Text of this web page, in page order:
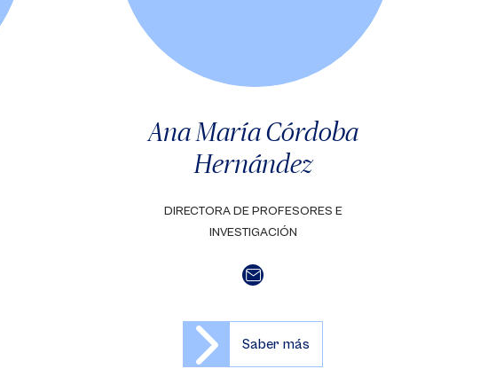
Ana María Córdoba
Hernández
DIRECTORA DE PROFESORES E
INVESTIGACIÓN
Saber más